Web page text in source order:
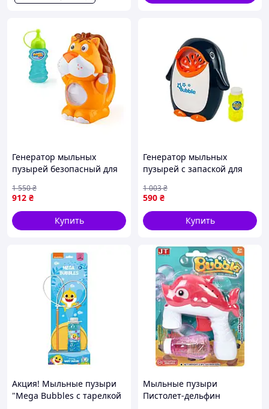
Генератор мыльных
пузырей безопасный для
шт Bubble Fun FK-16065
912 ₴
1 550₴
Купить
Генератор мыльных
пузырей с запаской для
FK-15895
590 ₴
1 003₴
Купить
Акция! Мыльные пузыри
"Mega Bubbles с тарелкой
Мыльные пузыри
Пистолет-дельфин